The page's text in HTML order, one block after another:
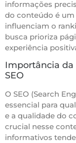
informações
do conteúdo é
influenciam o
busca prioriza
experiência
Importância da
SEO
O SEO (Search
essencial para
e a qualidade do
crucial nesse
informativos